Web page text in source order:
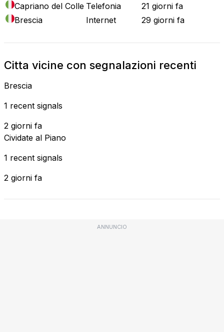
Capriano del Colle Telefonia
21 giorni fa
Brescia
Internet 29 giorni fa
Citta vicine con segnalazioni recenti
Brescia
1 recent signals
2 giorni fa
Cividate al Piano
1 recent signals
2 giorni fa
ANNUNCIO